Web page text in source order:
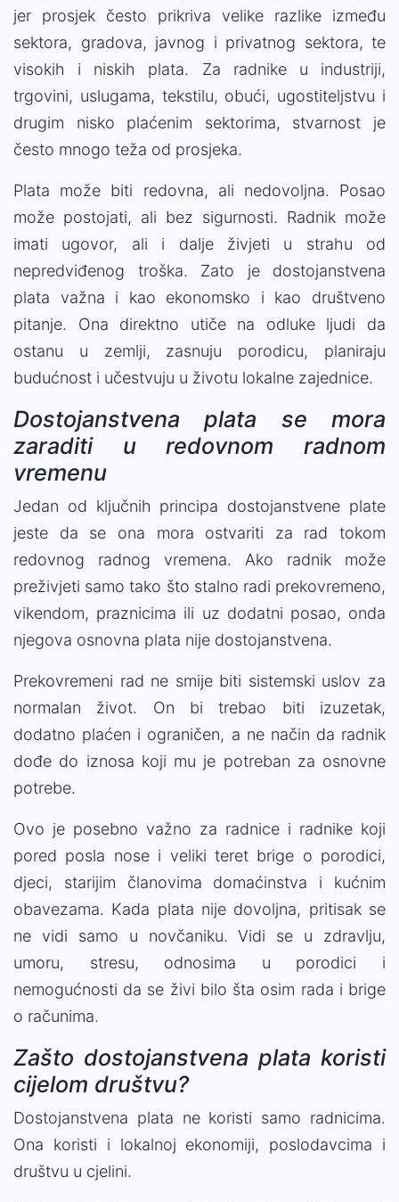
jer prosjek često prikriva velike razlike između
sektora, gradova, javnog i privatnog sektora, te
visokih i niskih plata. Za radnike u industriji,
trgovini, uslugama, tekstilu, obući, ugostiteljstvu i
drugim nisko plaćenim sektorima, stvarnost je
često mnogo teža od prosjeka.
Plata može biti redovna, ali nedovoljna. Posao
može postojati, ali bez sigurnosti. Radnik može
imati ugovor, ali i dalje živjeti u strahu od
nepredviđenog troška. Zato je dostojanstvena
plata važna i kao ekonomsko i kao društveno
pitanje. Ona direktno utiče na odluke ljudi da
ostanu u zemlji, zasnuju porodicu, planiraju
budućnost i učestvuju u životu lokalne zajednice.
Dostojanstvena plata se mora
zaraditi u redovnom radnom
vremenu
Jedan od ključnih principa dostojanstvene plate
jeste da se ona mora ostvariti za rad tokom
redovnog radnog vremena. Ako radnik može
preživjeti samo tako što stalno radi prekovremeno,
vikendom, praznicima ili uz dodatni posao, onda
njegova osnovna plata nije dostojanstvena.
Prekovremeni rad ne smije biti sistemski uslov za
normalan život. On bi trebao biti izuzetak,
dodatno plaćen i ograničen, a ne način da radnik
dođe do iznosa koji mu je potreban za osnovne
potrebe.
Ovo je posebno važno za radnice i radnike koji
pored posla nose i veliki teret brige o porodici,
djeci, starijim članovima domaćinstva i kućnim
obavezama. Kada plata nije dovoljna, pritisak se
ne vidi samo u novčaniku. Vidi se u zdravlju,
umoru, stresu, odnosima u porodici i
nemogućnosti da se živi bilo šta osim rada i brige
o računima.
Zašto dostojanstvena plata koristi
cijelom društvu?
Dostojanstvena plata ne koristi samo radnicima.
Ona koristi i lokalnoj ekonomiji, poslodavcima i
društvu u cjelini.